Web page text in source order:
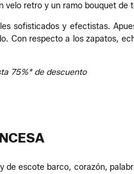
velo retro y un ramo bouquet de
sofisticados y efectistas.
Con respecto a los zapatos,
75%* de descuento
de escote barco, corazón,